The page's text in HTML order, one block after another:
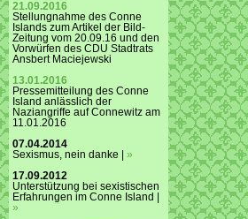
21.09.2016
Stellungnahme des Conne
Islands zum Artikel der Bild-
Zeitung vom 20.09.16 und den
Vorwürfen des CDU Stadtrats
Ansbert Maciejewski
13.01.2016
Pressemitteilung des Conne
Island anlässlich der
Naziangriffe auf Connewitz am
11.01.2016
07.04.2014
Sexismus, nein danke | »
17.09.2012
Unterstützung bei sexistischen
Erfahrungen im Conne Island |
»